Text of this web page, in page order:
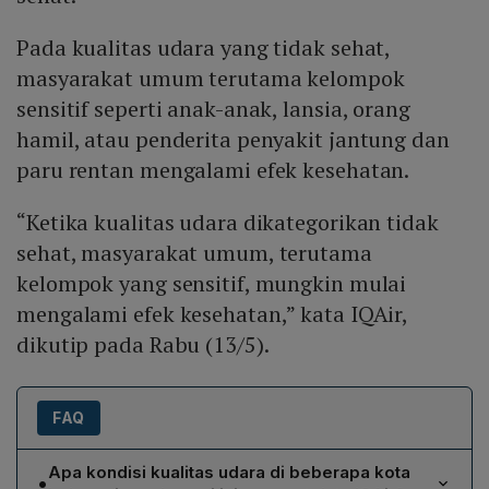
Pada kualitas udara yang tidak sehat,
masyarakat umum terutama kelompok
sensitif seperti anak-anak, lansia, orang
hamil, atau penderita penyakit jantung dan
paru rentan mengalami efek kesehatan.
“Ketika kualitas udara dikategorikan tidak
sehat, masyarakat umum, terutama
kelompok yang sensitif, mungkin mulai
mengalami efek kesehatan,” kata IQAir,
dikutip pada Rabu (13/5).
FAQ
•Apa kondisi kualitas udara di beberapa kota